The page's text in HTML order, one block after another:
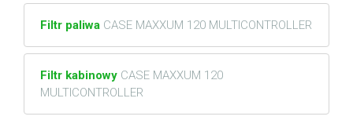
Filtr paliwa CASE MAXXUM 120 MULTICONTROLLER
Filtr kabinowy CASE MAXXUM 120
MULTICONTROLLER